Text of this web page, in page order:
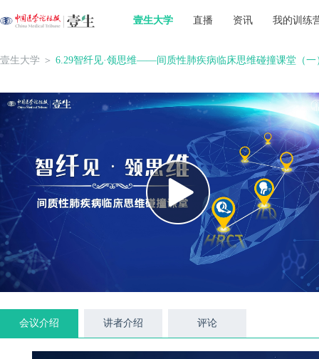
壹生大学 直播 资讯 我的训练
壹生大学 ＞ 6.29智纤见·领思维——间质性肺疾病临床思维碰撞课堂（一
会议介绍 讲者介绍 评论